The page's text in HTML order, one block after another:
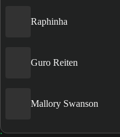
Raphinha
Guro Reiten
Mallory Swanson